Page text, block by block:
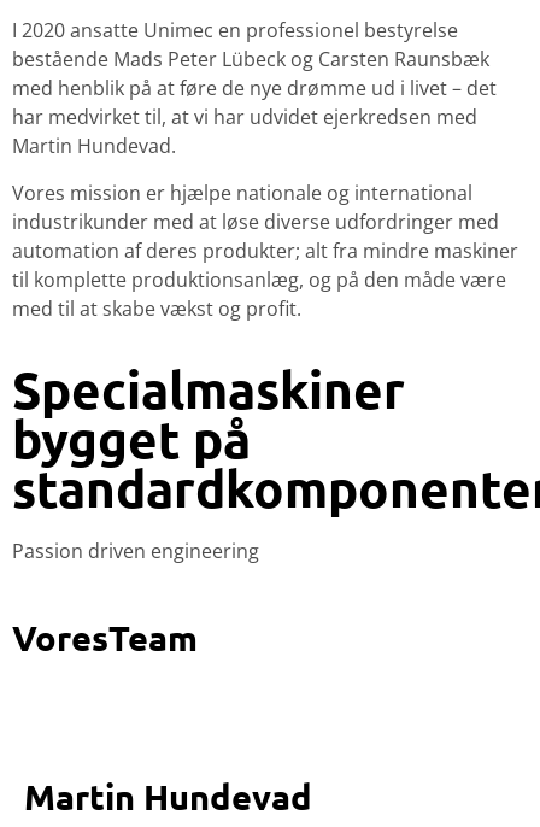
I 2020 ansatte Unimec en professionel bestyrelse
bestående Mads Peter Lübeck og Carsten Raunsbæk
med henblik på at føre de nye drømme ud i livet – det
har medvirket til, at vi har udvidet ejerkredsen med
Martin Hundevad.
Vores mission er hjælpe nationale og international
industrikunder med at løse diverse udfordringer med
automation af deres produkter; alt fra mindre maskiner
til komplette produktionsanlæg, og på den måde være
med til at skabe vækst og profit.
Specialmaskiner
bygget på
Passion driven engineering
VoresTeam
Martin Hundevad